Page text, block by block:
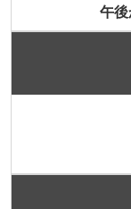
午